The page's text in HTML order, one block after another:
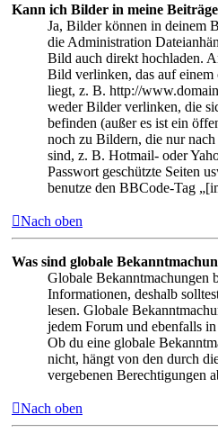
Kann ich Bilder in meine
Ja, Bilder können in deinem
die Administration
Bild auch direkt hochladen.
Bild verlinken, das auf
liegt, z. B. http://
weder Bilder verlinken, die
befinden (außer es ist ein
noch zu Bildern, die nur
sind, z. B. Hotmail- oder
Passwort geschützte Seiten
benutze den BBCode-Tag
Nach oben
Was sind globale
Globale Bekanntmachungen
Informationen, deshalb
lesen. Globale
jedem Forum und ebenfalls
Ob du eine globale
nicht, hängt von den durch
vergebenen Berechtigungen
Nach oben